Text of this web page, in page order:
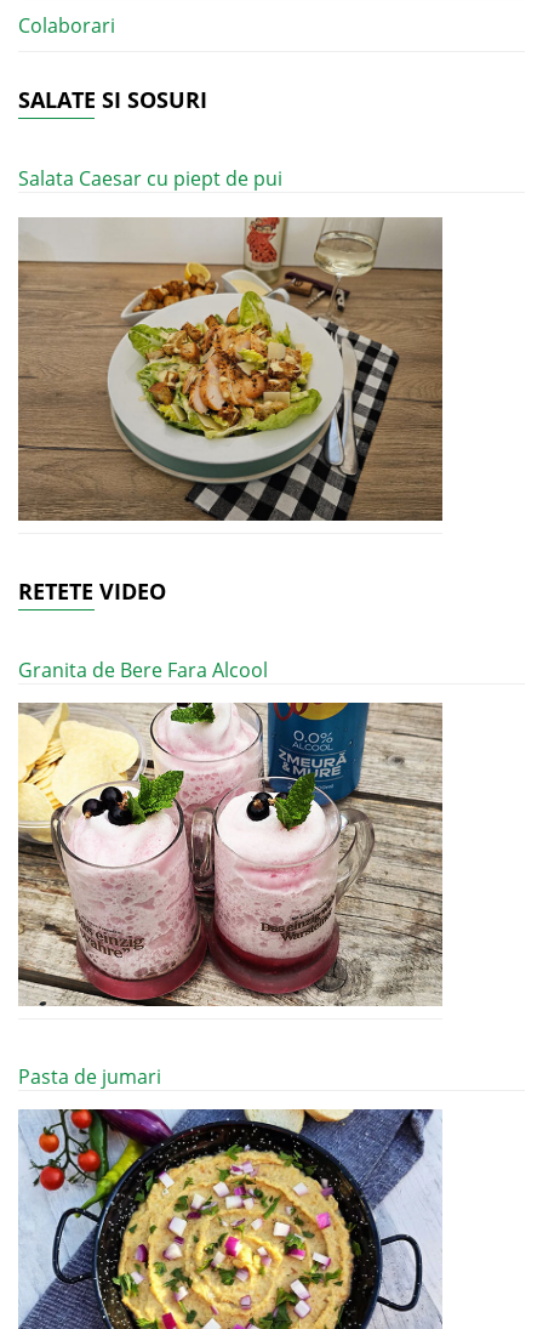
Colaborari
SALATE SI SOSURI
Salata Caesar cu piept de pui
RETETE VIDEO
Granita de Bere Fara Alcool
Pasta de jumari